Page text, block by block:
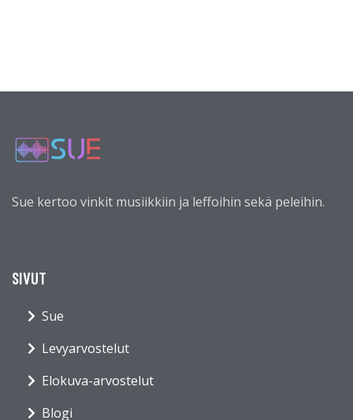
Sue kertoo vinkit musiikkiin ja leffoihin sekä peleihin.
SIVUT
Sue
Levyarvostelut
Elokuva-arvostelut
Blogi